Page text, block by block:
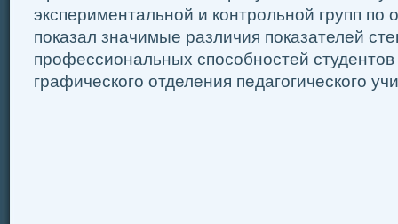
экспериментальной и контрольной групп
показал значимые различия показателей
профессиональных способностей
графического отделения педагогического